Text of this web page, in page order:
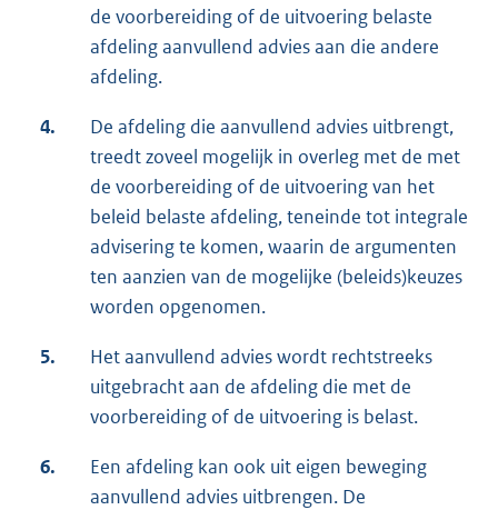
de voorbereiding of de uitvoering belaste
afdeling aanvullend advies aan die andere
afdeling.
4.
De afdeling die aanvullend advies uitbrengt,
treedt zoveel mogelijk in overleg met de met
de voorbereiding of de uitvoering van het
beleid belaste afdeling, teneinde tot integrale
advisering te komen, waarin de argumenten
ten aanzien van de mogelijke (beleids)keuzes
worden opgenomen.
5.
Het aanvullend advies wordt rechtstreeks
uitgebracht aan de afdeling die met de
voorbereiding of de uitvoering is belast.
6.
Een afdeling kan ook uit eigen beweging
aanvullend advies uitbrengen. De